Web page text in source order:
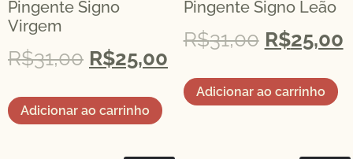
Pingente Signo
Virgem
R$31,00 R$25,00
Adicionar ao carrinho
Pingente Signo Leão
R$31,00 R$25,00
Adicionar ao carrinho